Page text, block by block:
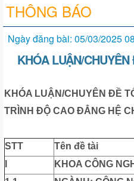
THÔNG BÁO
Ngày đăng bài: 05/03/2025
KHÓA LUẬN/
KHÓA LUẬN/CHUYÊN ĐỀ
TRÌNH ĐỘ CAO ĐẲNG HỆ
STT
Tên đề tài
KHOA CÔNG